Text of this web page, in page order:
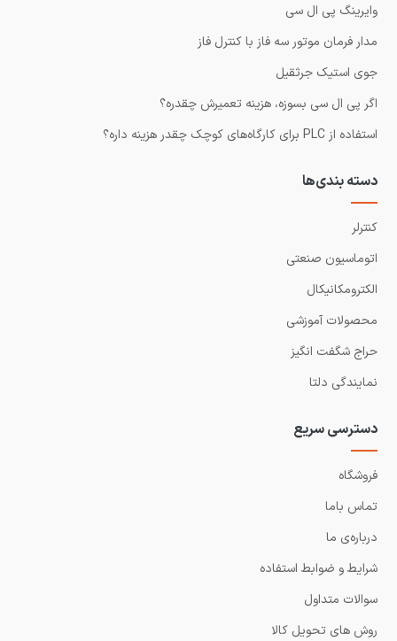
وایرینگ پی ال سی
مدار فرمان موتور سه فاز با کنترل فاز
جوی استیک جرثقیل
اگر پی ال سی بسوزه، هزینه تعمیرش چقدره؟
استفاده از PLC برای کارگاه‌های کوچک چقدر هزینه داره؟
دسته بندی‌ها
کنترلر
اتوماسیون صنعتی
الکترومکانیکال
محصولات آموزشی
حراج شگفت انگیز
نمایندگی دلتا
دسترسی سریع
فروشگاه
تماس باما
درباره‌ی ما
شرایط و ضوابط استفاده
سوالات متداول
روش های تحویل کالا